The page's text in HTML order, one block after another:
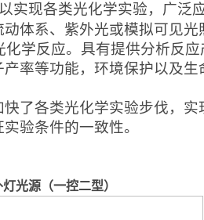
实现各类光化学实验，广泛
体系、紫外光或模拟可见光
学反应。具有提供分析反
率等功能，环境保护以及生
了各类光化学实验步伐，实
验条件的一致性。
灯光源（一控二型）